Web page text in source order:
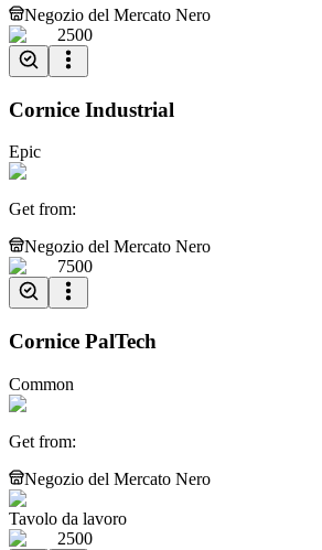
Negozio del Mercato Nero
2500
Cornice Industrial
Epic
Get from:
Negozio del Mercato Nero
7500
Cornice PalTech
Common
Get from:
Negozio del Mercato Nero
Tavolo da lavoro
2500